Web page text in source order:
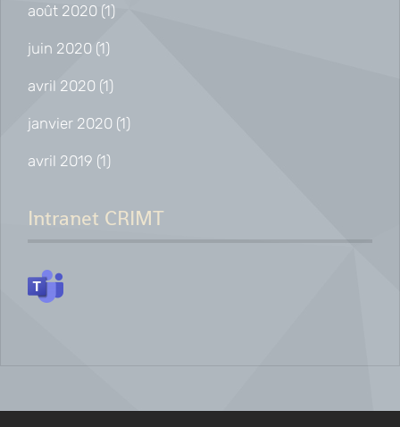
août 2020 (1)
juin 2020 (1)
avril 2020 (1)
janvier 2020 (1)
avril 2019 (1)
Intranet CRIMT